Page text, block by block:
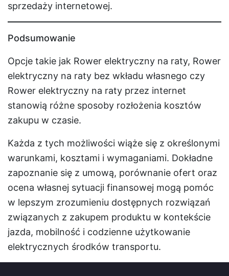
sprzedaży internetowej.
Podsumowanie
Opcje takie jak Rower elektryczny na raty, Rower
elektryczny na raty bez wkładu własnego czy
Rower elektryczny na raty przez internet
stanowią różne sposoby rozłożenia kosztów
zakupu w czasie.
Każda z tych możliwości wiąże się z określonymi
warunkami, kosztami i wymaganiami. Dokładne
zapoznanie się z umową, porównanie ofert oraz
ocena własnej sytuacji finansowej mogą pomóc
w lepszym zrozumieniu dostępnych rozwiązań
związanych z zakupem produktu w kontekście
jazda, mobilność i codzienne użytkowanie
elektrycznych środków transportu.